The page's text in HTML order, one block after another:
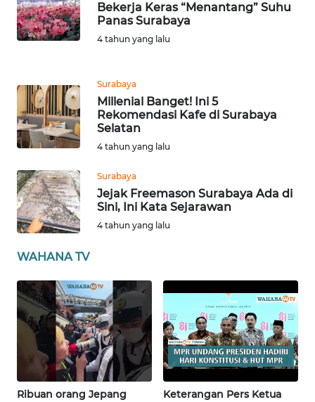
Bekerja Keras “Menantang” Suhu
Panas Surabaya
4 tahun yang lalu
Surabaya
Millenial Banget! Ini 5
Rekomendasi Kafe di Surabaya
Selatan
4 tahun yang lalu
Surabaya
Jejak Freemason Surabaya Ada di
Sini, Ini Kata Sejarawan
4 tahun yang lalu
WAHANA TV
Ribuan orang Jepang
Keterangan Pers Ketua
WN
WN
PAPUA
BARAT
RIAU
WN
SERAMBI
WN
WN
SULTRA
NTB